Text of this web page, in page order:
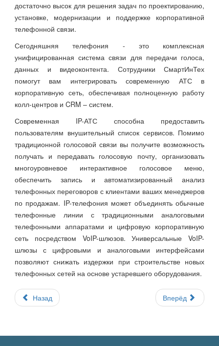
достаточно высок для решения задач по проектированию,
установке, модернизации и поддержке корпоративной
телефонной связи.
Сегодняшняя телефония - это комплексная
унифицированная система связи для передачи голоса,
данных и видеоконтента. Сотрудники СмартИнТех
помогут вам интегрировать современную АТС в
корпоративную сеть, обеспечивая полноценную работу
колл-центров и CRM – систем.
Современная IP-АТС способна предоставить
пользователям внушительный список сервисов. Помимо
традиционной голосовой связи вы получите возможность
получать и передавать голосовую почту, организовать
многоуровневое интерактивное голосовое меню,
обеспечить запись и автоматизированный анализ
телефонных переговоров с клиентами ваших менеджеров
по продажам. IP-телефония может объединять обычные
телефонные линии с традиционными аналоговыми
телефонными аппаратами и цифровую корпоративную
сеть посредством VoIP-шлюзов. Универсальные VoIP-
шлюзы с цифровыми и аналоговыми интерфейсами
позволяют снижать издержки при строительстве новых
телефонных сетей на основе устаревшего оборудования.
Назад Вперёд